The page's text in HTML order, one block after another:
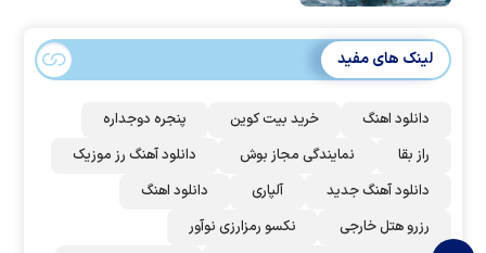
لینک های مفید
دانلود اهنگ خرید بیت کوین
پنجره دوجداره
راز بقا
نمایندگی مجاز بوش
دانلود آهنگ رز‌ موزیک
دانلود آهنگ جدید
آلپاری
دانلود اهنگ
رزرو هتل خارجی
نکسو رمزارزی نوآور